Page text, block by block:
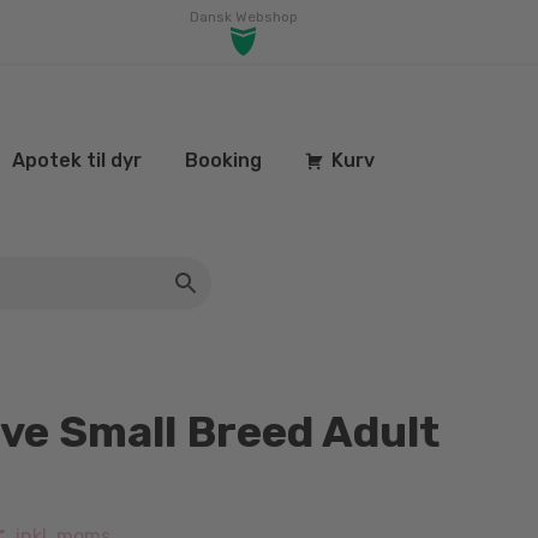
Dansk Webshop
Apotek til dyr Booking Kurv
Small Breed Adult